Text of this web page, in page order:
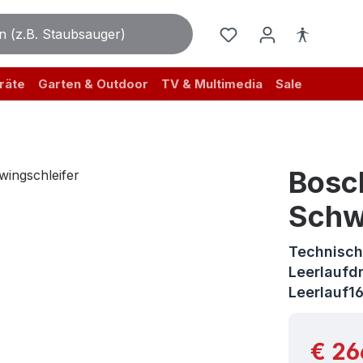
Garten & Outdoor TV & Multimedia Sale
€